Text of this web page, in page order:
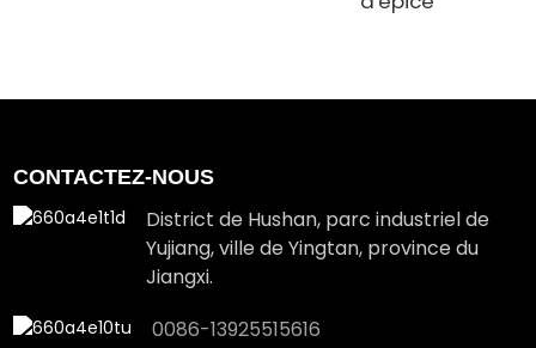
CONTACTEZ-NOUS
District de Hushan, parc industriel de
Yujiang, ville de Yingtan, province du
Jiangxi.
0086-13925515616